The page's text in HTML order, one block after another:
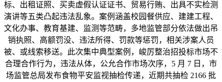
标、出租证照、买卖虚假认证证书、贸易行贿、出具不实检测
演讲等五类凸起违法乱象。案例涵盖校园餐供应、建建工程、
文化办事、教育基建、监测等范畴，多地监管部分依法做出吊
销执照、高额罚没、违法所得、罚款等惩罚，相关涉案人员
被、或线索移送。此次集中典型案例，峻厉整治招投标市场不
合理合作行为，违法从体，公允合作市场次序，5 月 7 日，市
场监管总局发布食物平安监视抽检传递，近期共抽检 2166 批